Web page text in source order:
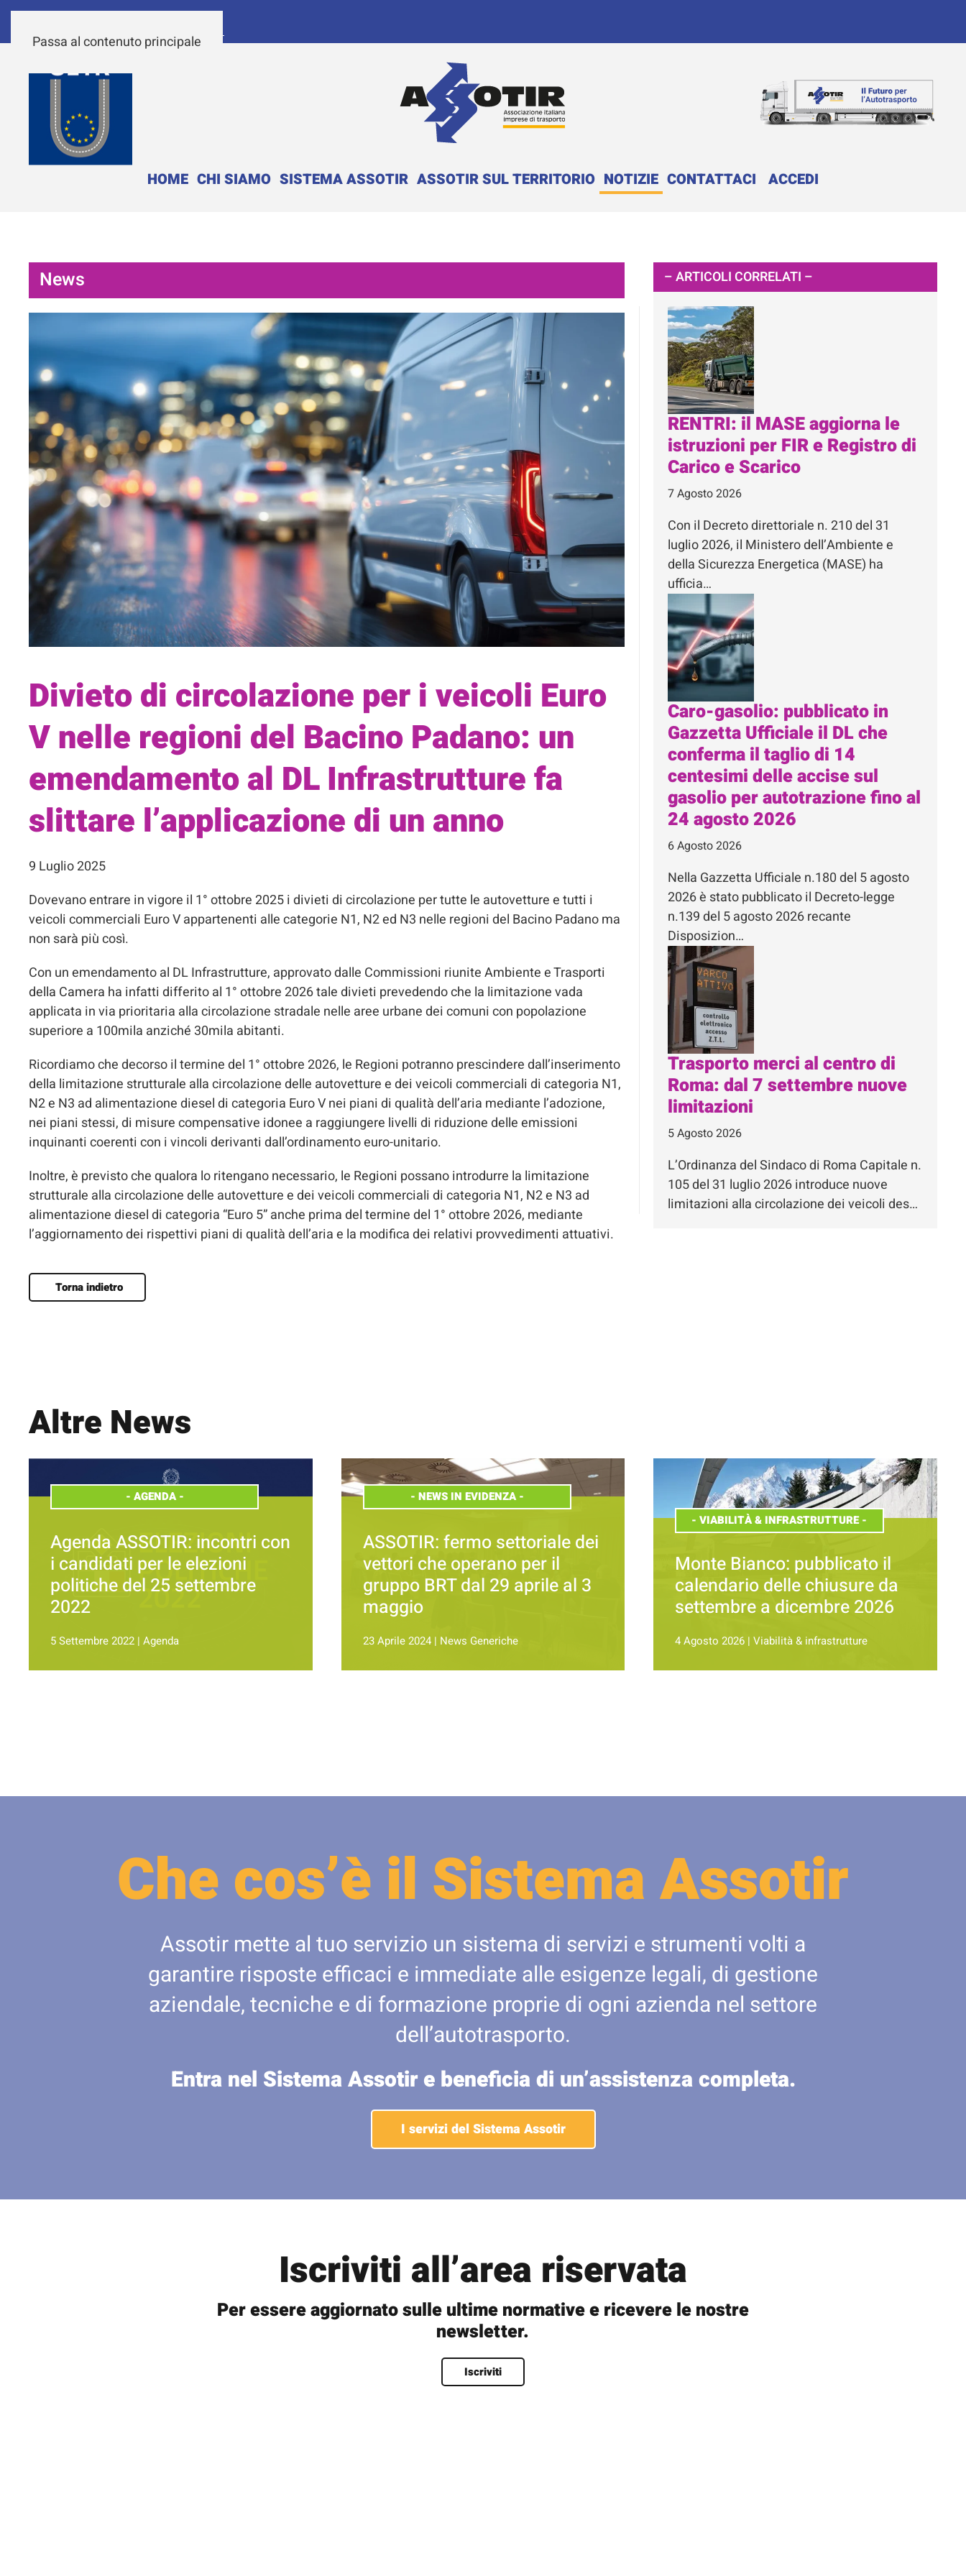
Passa al contenuto principale
HOME CHI SIAMO SISTEMA ASSOTIR ASSOTIR SUL TERRITORIO NOTIZIE CONTATTACI ACCEDI
News
Divieto di circolazione per i veicoli Euro
V nelle regioni del Bacino Padano: un
emendamento al DL Infrastrutture fa
slittare l’applicazione di un anno
9 Luglio 2025
Dovevano entrare in vigore il 1° ottobre 2025 i divieti di circolazione per tutte le autovetture e tutti i
veicoli commerciali Euro V appartenenti alle categorie N1, N2 ed N3 nelle regioni del Bacino Padano ma
non sarà più così.
Con un emendamento al DL Infrastrutture, approvato dalle Commissioni riunite Ambiente e Trasporti
della Camera ha infatti differito al 1° ottobre 2026 tale divieti prevedendo che la limitazione vada
applicata in via prioritaria alla circolazione stradale nelle aree urbane dei comuni con popolazione
superiore a 100mila anziché 30mila abitanti.
Ricordiamo che decorso il termine del 1° ottobre 2026, le Regioni potranno prescindere dall’inserimento
della limitazione strutturale alla circolazione delle autovetture e dei veicoli commerciali di categoria N1,
N2 e N3 ad alimentazione diesel di categoria Euro V nei piani di qualità dell’aria mediante l’adozione,
nei piani stessi, di misure compensative idonee a raggiungere livelli di riduzione delle emissioni
inquinanti coerenti con i vincoli derivanti dall’ordinamento euro-unitario.
Inoltre, è previsto che qualora lo ritengano necessario, le Regioni possano introdurre la limitazione
strutturale alla circolazione delle autovetture e dei veicoli commerciali di categoria N1, N2 e N3 ad
alimentazione diesel di categoria “Euro 5” anche prima del termine del 1° ottobre 2026, mediante
l’aggiornamento dei rispettivi piani di qualità dell’aria e la modifica dei relativi provvedimenti attuativi.
Torna indietro
– ARTICOLI CORRELATI –
RENTRI: il MASE aggiorna le
istruzioni per FIR e Registro di
Carico e Scarico
7 Agosto 2026
Con il Decreto direttoriale n. 210 del 31
luglio 2026, il Ministero dell’Ambiente e
della Sicurezza Energetica (MASE) ha
ufficia…
Caro-gasolio: pubblicato in
Gazzetta Ufficiale il DL che
conferma il taglio di 14
centesimi delle accise sul
gasolio per autotrazione fino al
24 agosto 2026
6 Agosto 2026
Nella Gazzetta Ufficiale n.180 del 5 agosto
2026 è stato pubblicato il Decreto-legge
n.139 del 5 agosto 2026 recante
Disposizion…
Trasporto merci al centro di
Roma: dal 7 settembre nuove
limitazioni
5 Agosto 2026
L’Ordinanza del Sindaco di Roma Capitale n.
105 del 31 luglio 2026 introduce nuove
limitazioni alla circolazione dei veicoli des…
Altre News
- AGENDA-
Agenda ASSOTIR: incontri con
i candidati per le elezioni
politiche del 25 settembre
2022
5 Settembre 2022 | Agenda
- NEWS IN EVIDENZA-
ASSOTIR: fermo settoriale dei
vettori che operano per il
gruppo BRT dal 29 aprile al 3
maggio
23 Aprile 2024| News Generiche
-VIABILITÀ & INFRASTRUTTURE-
Monte Bianco: pubblicato il
calendario delle chiusure da
settembre a dicembre 2026
4 Agosto 2026 |Viabilità & infrastrutture
Che cos’è il Sistema Assotir
Assotir mette al tuo servizio un sistema di servizi e strumenti volti a
garantire risposte efficaci e immediate alle esigenze legali, di gestione
aziendale, tecniche e di formazione proprie di ogni azienda nel settore
dell’autotrasporto.
Entra nel Sistema Assotir e beneficia di un’assistenza completa.
I servizi del Sistema Assotir
Iscriviti all’area riservata
Per essere aggiornato sulle ultime normative e ricevere le nostre
newsletter.
Iscriviti
Nome*